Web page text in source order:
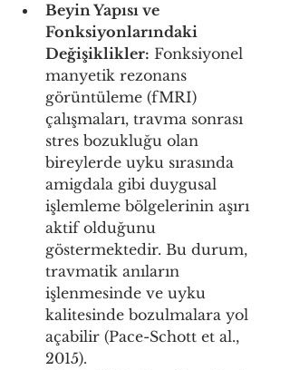
Beyin Yapısı ve
Fonksiyonlarındaki
Değişiklikler: Fonksiyonel
manyetik rezonans
görüntüleme (fMRI)
çalışmaları, travma sonrası
stres bozukluğu olan
bireylerde uyku sırasında
amigdala gibi duygusal
işlemleme bölgelerinin aşırı
aktif olduğunu
göstermektedir. Bu durum,
travmatik anıların
işlenmesinde ve uyku
kalitesinde bozulmalara yol
açabilir (Pace-Schott et al.,
2015).